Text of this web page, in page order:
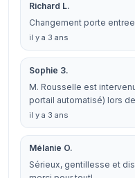
Richard L.
Changement porte
il y a 3 ans
Sophie 3.
M. Rousselle est
portail automatisé) lors
il y a 3 ans
Mélanie O.
Sérieux, gentillesse et